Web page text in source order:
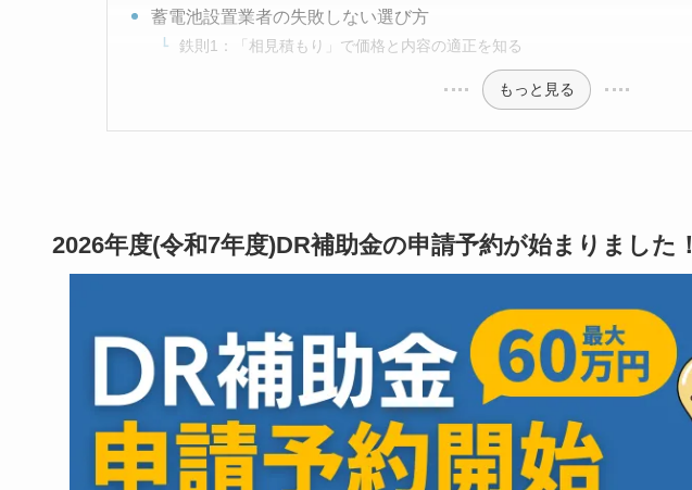
蓄電池設置業者の失敗しない選び方
鉄則1：「相見積もり」で価格と内容の適正を知る
もっと見る
2026年度(令和7年度)DR補助金の申請予約が始まりました！